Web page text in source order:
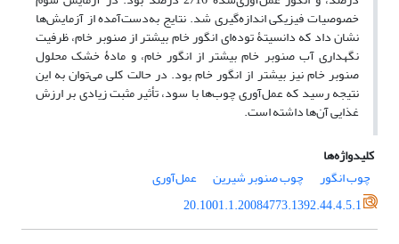
خصوصیات فیزیکی اندازه‌گیری شد. نتایج به‌دست‌آمده از آزمایش‌ها
نشان داد که دانسیتۀ توده‌ای انگور خام بیشتر از صنوبر خام، ظرفیت
نگهداری آب صنوبر خام بیشتر از انگور خام، و مادۀ خشک محلول
صنوبر خام نیز بیشتر از انگور خام بود. در حالت کلی می‌توان به این
نتیجه رسید که عمل‌آوری چوب‌ها با سود، تأثیر مثبت زیادی بر ارزش
غذایی آن‌ها داشته است.
کلیدواژه‌ها
چوب انگور
چوب صنوبر شیرین
عمل‌آوری
20.1001.1.20084773.1392.44.4.5.1